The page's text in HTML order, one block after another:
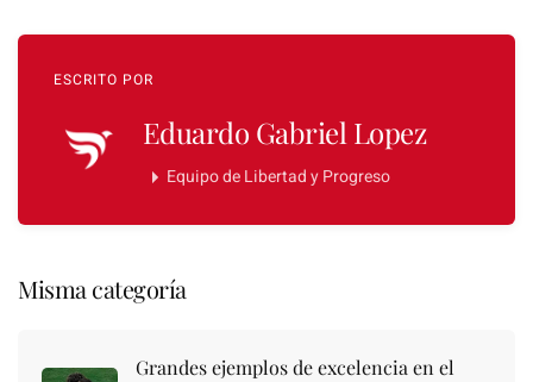
ESCRITO POR
Eduardo Gabriel Lopez
Equipo de Libertad y Progreso
Misma categoría
Grandes ejemplos de excelencia en el